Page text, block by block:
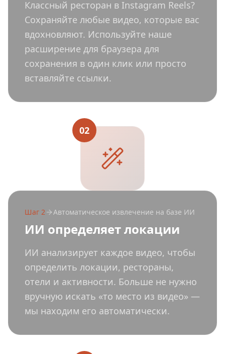
Классный ресторан в Instagram Reels?
Сохраняйте любые видео, которые вас
вдохновляют. Используйте наше
расширение для браузера для
сохранения в один клик или просто
вставляйте ссылки.
02
Шаг 2 Автоматическое извлечение на базе ИИ
ИИ определяет локации
ИИ анализирует каждое видео, чтобы
определить локации, рестораны,
отели и активности. Больше не нужно
вручную искать «то место из видео» —
мы находим его автоматически.